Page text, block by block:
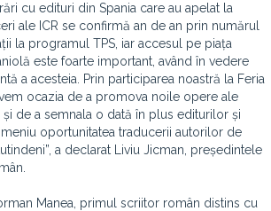
cu edituri din Spania care au apelat la
ale ICR se confirmă an de an prin numărul
la programul TPS, iar accesul pe piața
este foarte important, având în vedere
a acesteia. Prin participarea noastră la Feria
ocazia de a promova noile opere ale
de a semnala o dată în plus editurilor și
oportunitatea traducerii autorilor de
a declarat Liviu Jicman, președintele
Manea, primul scriitor român distins cu